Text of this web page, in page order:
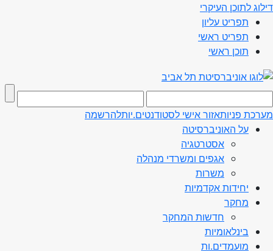
דילוג לתוכן העיקרי
תפריט עליון
תפריט ראשי
תוכן ראשי
מערכת פניותאזור אישי לסטודנטים.יותלהרשמה
על האוניברסיטה
אסטרטגיה
אגפים ומשרדי מנהלה
משרות
יחידות אקדמיות
מחקר
חדשות המחקר
בינלאומיות
מועמדים.ות